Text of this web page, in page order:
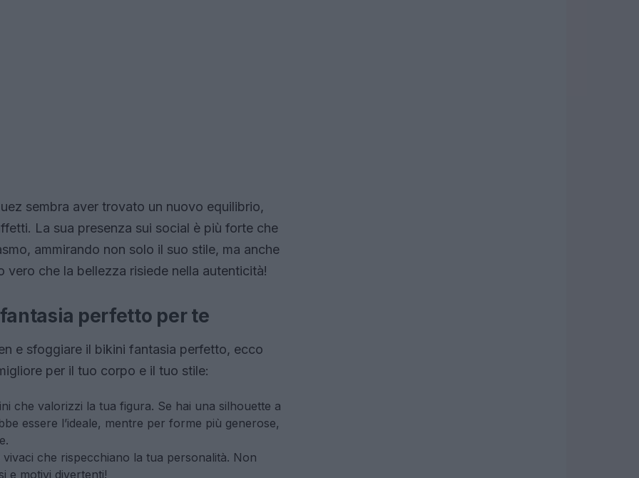
sembra aver trovato un nuovo equilibrio,
La sua presenza sui social è più forte che
ammirando non solo il suo stile, ma anche
vero che la bellezza risiede nella autenticità!
perfetto per te
e sfoggiare il bikini fantasia perfetto, ecco
per il tuo corpo e il tuo stile:
che valorizzi la tua figura. Se hai una silhouette a
essere l’ideale, mentre per forme più generose,
vivaci che rispecchiano la tua personalità. Non
e motivi divertenti!